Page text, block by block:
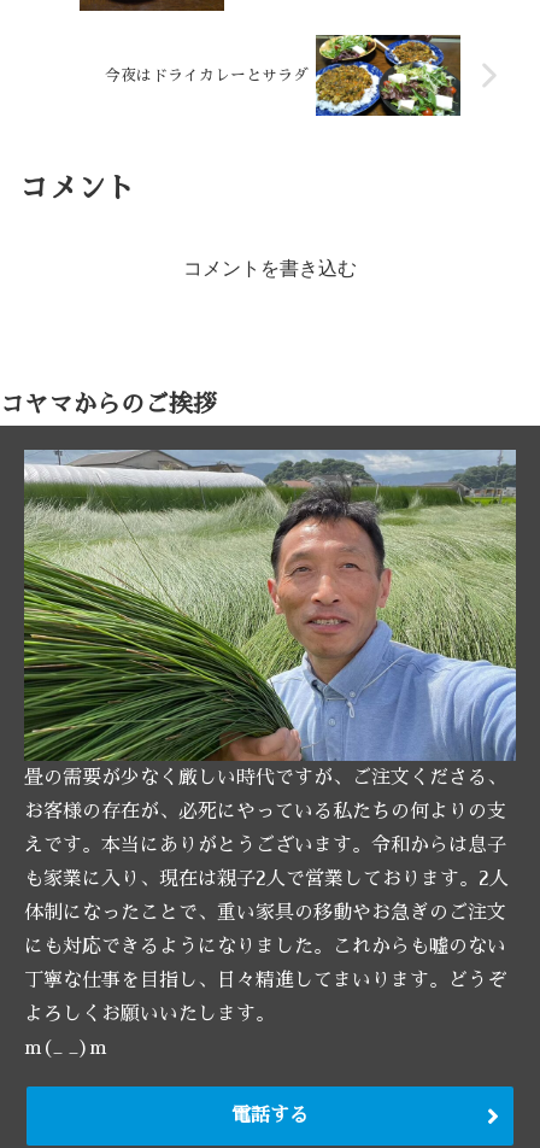
今夜はドライカレーとサラダ
コメント
コメントを書き込む
コヤマからのご挨拶
畳の需要が少なく厳しい時代ですが、ご注文くださる、
お客様の存在が、必死にやっている私たちの何よりの支
えです。本当にありがとうございます。令和からは息子
も家業に入り、現在は親子2人で営業しております。2人
体制になったことで、重い家具の移動やお急ぎのご注文
にも対応できるようになりました。これからも嘘のない
丁寧な仕事を目指し、日々精進してまいります。どうぞ
よろしくお願いいたします。
m(_ _)m
電話する